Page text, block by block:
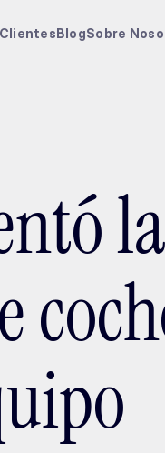
ClientesBlogSobre